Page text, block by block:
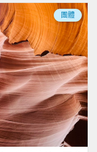
團體